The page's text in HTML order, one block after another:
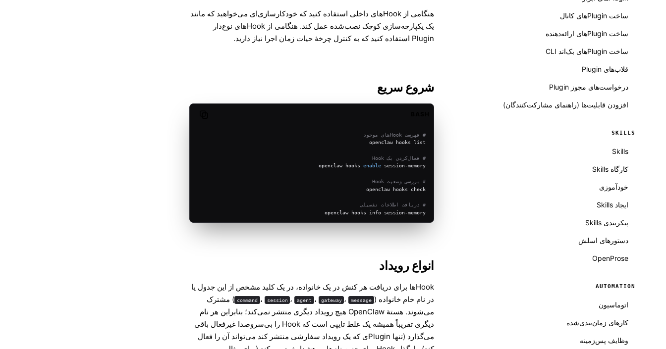
ساخت Pluginهای کانال
ساخت Pluginهای ارائه‌دهنده
ساخت Pluginهای بک‌اند CLI
قلاب‌های Plugin
درخواست‌های مجوز Plugin
افزودن قابلیت‌ها (راهنمای مشارکت‌کنندگان)
SKILLS
Skills
کارگاه Skills
خودآموزی
ایجاد Skills
پیکربندی Skills
دستورهای اسلش
OpenProse
AUTOMATION
اتوماسیون
کارهای زمان‌بندی‌شده
وظایف پس‌زمینه
هنگامی از Hookهای داخلی استفاده کنید که خودکارسازی‌ای می‌خواهید که مانند
یک یکپارچه‌سازی کوچک نصب‌شده عمل کند. هنگامی از Hookهای نوع‌دار
Plugin استفاده کنید که به کنترل چرخهٔ حیات زمان اجرا نیاز دارید.
شروع سریع
# فهرست Hookهای موجود
openclaw hooks list
# فعال‌کردن یک Hook
openclaw hooks enable session-memory
# بررسی وضعیت Hook
openclaw hooks check
# دریافت اطلاعات تفصیلی
openclaw hooks info session-memory
انواع رویداد
Hookها برای دریافت هر کنش در یک خانواده، در یک کلید مشخص از این جدول یا
در نام خام خانواده (
command ، session ، agent ، gateway ، message
) مشترک
می‌شوند. هستهٔ OpenClaw هیچ رویداد دیگری منتشر نمی‌کند؛ بنابراین هر نام
دیگری تقریباً همیشه یک غلط تایپی است که Hook را بی‌سروصدا غیرفعال باقی
می‌گذارد (تنها Pluginی که یک رویداد سفارشی منتشر کند می‌تواند آن را فعال